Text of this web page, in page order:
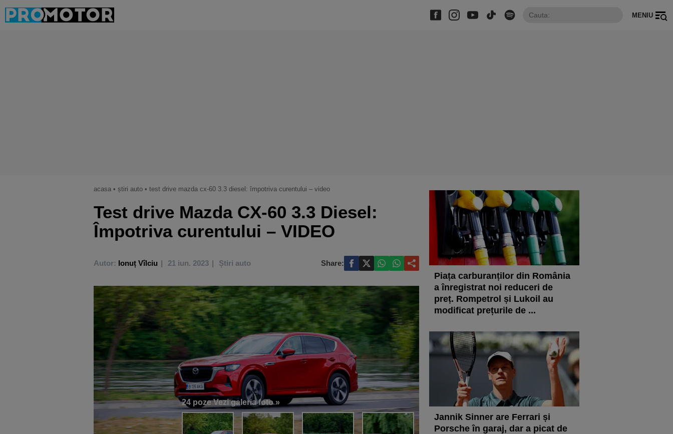
MENIU
acasa • știri auto • test drive mazda cx-60 3.3 diesel: împotriva curentului – video
Test drive Mazda CX-60 3.3 Diesel:
Împotriva curentului – VIDEO
Autor: Ionuț Vîlciu 21 iun. 2023 Știri auto Share:
24 pozeVezi galeria foto »
Piața carburanților din România
a înregistrat noi reduceri de
preț. Rompetrol și Lukoil au
modificat prețurile de ...
Jannik Sinner are Ferrari și
Porsche în garaj, dar a picat de